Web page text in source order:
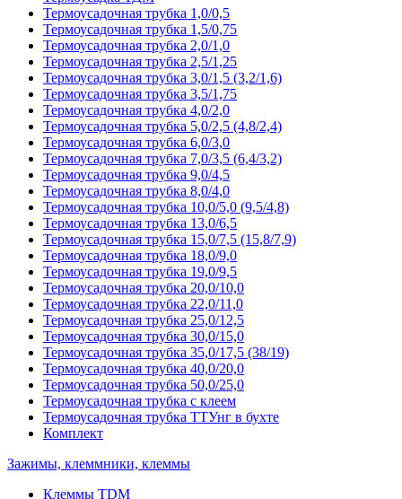
Термоусадочная трубка 1,0/0,5
Термоусадочная трубка 1,5/0,75
Термоусадочная трубка 2,0/1,0
Термоусадочная трубка 2,5/1,25
Термоусадочная трубка 3,0/1,5 (3,2/1,6)
Термоусадочная трубка 3,5/1,75
Термоусадочная трубка 4,0/2,0
Термоусадочная трубка 5,0/2,5 (4,8/2,4)
Термоусадочная трубка 6,0/3,0
Термоусадочная трубка 7,0/3,5 (6,4/3,2)
Термоусадочная трубка 9,0/4,5
Термоусадочная трубка 8,0/4,0
Термоусадочная трубка 10,0/5,0 (9,5/4,8)
Термоусадочная трубка 13,0/6,5
Термоусадочная трубка 15,0/7,5 (15,8/7,9)
Термоусадочная трубка 18,0/9,0
Термоусадочная трубка 19,0/9,5
Термоусадочная трубка 20,0/10,0
Термоусадочная трубка 22,0/11,0
Термоусадочная трубка 25,0/12,5
Термоусадочная трубка 30,0/15,0
Термоусадочная трубка 35,0/17,5 (38/19)
Термоусадочная трубка 40,0/20,0
Термоусадочная трубка 50,0/25,0
Термоусадочная трубка с клеем
Термоусадочная трубка ТТУнг в бухте
Комплект
Зажимы, клеммники, клеммы
Клеммы TDM